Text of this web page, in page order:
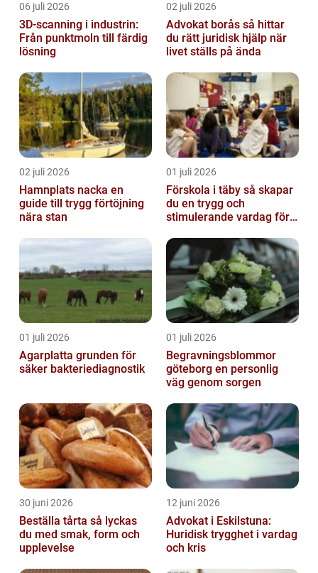
06 juli 2026
3D-scanning i industrin:
Från punktmoln till färdig
lösning
02 juli 2026
Advokat borås så hittar
du rätt juridisk hjälp när
livet ställs på ända
02 juli 2026
Hamnplats nacka en
guide till trygg förtöjning
nära stan
01 juli 2026
Förskola i täby så skapar
du en trygg och
stimulerande vardag för
01 juli 2026
Agarplatta grunden för
säker bakteriediagnostik
01 juli 2026
Begravningsblommor
göteborg en personlig
väg genom sorgen
30 juni 2026
Beställa tårta så lyckas
du med smak, form och
upplevelse
12 juni 2026
Advokat i Eskilstuna:
Huridisk trygghet i vardag
och kris